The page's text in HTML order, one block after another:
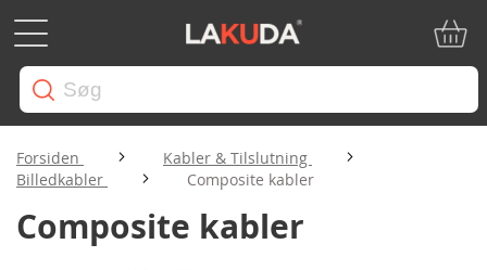
Forsiden
Kabler & Tilslutning
Billedkabler
Composite kabler
Composite kabler